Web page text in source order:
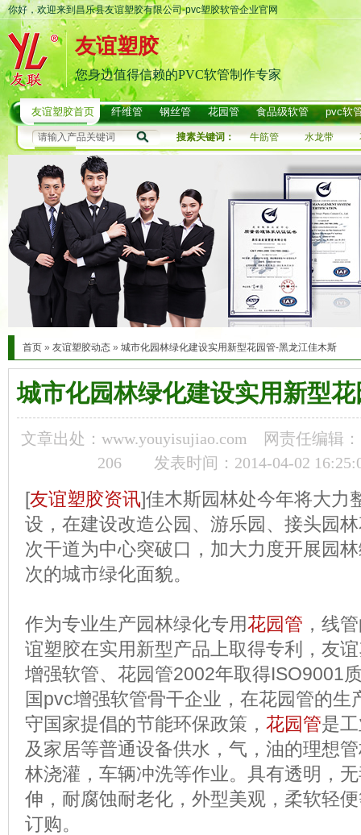
你好，欢迎来到昌乐县友谊塑胶有限公司-pvc塑胶软管企业官网
友谊塑胶
您身边值得信赖的PVC软管制作专家
友谊塑胶首页 纤维管 钢丝管 花园管 食品级软管 pvc软
搜素关键词： 牛筋管 水龙带
首页 » 友谊塑胶动态 » 城市化园林绿化建设实用新型花园管-黑龙江佳木斯
城市化园林绿化建设实用新型
文章出处：www.youyisujiao.com
网责任编辑：
206
发表时间：2014-04-02
[友谊塑胶资讯]佳木斯园林处今年将大力
设，在建设改造公园、游乐园、接头园
次干道为中心突破口，加大力度开展园
次的城市绿化面貌。
作为专业生产园林绿化专用花园管 ，线
谊塑胶在实用新型产品上取得专利，友
增强软管、花园管2002年取得ISO9001
国pvc增强软管骨干企业，在花园管的生
守国家提倡的节能环保政策， 花园管是
及家居等普通设备供水，气，油的理想
林浇灌，车辆冲洗等作业。具有透明，
伸，耐腐蚀耐老化，外型美观，柔软轻
订购。